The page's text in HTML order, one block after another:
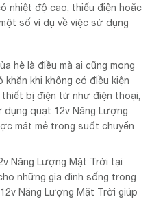
nhiệt độ cao, thiếu điện hoặc
số ví dụ về việc sử dụng
hè là điều mà ai cũng mong
khăn khi không có điều kiện
bị điện tử như điện thoại,
dụng quạt 12v Năng Lượng
mát mẻ trong suốt chuyến
Năng Lượng Mặt Trời tại
những gia đình sống trong
Năng Lượng Mặt Trời giúp